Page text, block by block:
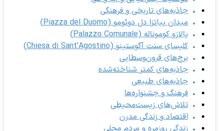
جاذبه‌های تاریخی و فرهنگی
میدان پیاتزا دل دوئومو (Piazza del Duomo)
پالازو کوموناله (Palazzo Comunale)
کلیسای سنت آگوستینو (Chiesa di Sant’Agostino)
برج‌های قرون‌وسطایی
جاذبه‌های کمتر شناخته‌شده
جاذبه‌های طبیعی
فرهنگ و جشنواره‌ها
تلاش‌های زیست‌محیطی
اقتصاد و زندگی مدرن
زندگی روزمره و مردم محلی